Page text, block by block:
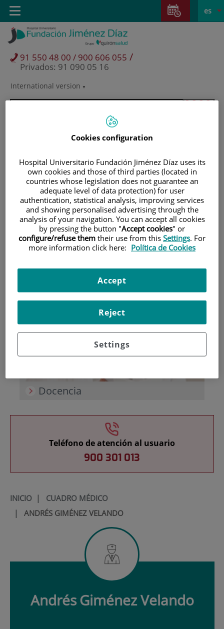
Saltar al contenido
Saltar
contenido
Selector
activo
es
International version
91 550 48 00 / 900 606 055 /
Privados: 91 090 05 16
Toggle
navigation
Pacientes y visitantes
Investigación
Docencia
Teléfono de atención al usuario
900 301 013
INICIO| CUADRO MÉDICO
| ANDRÉS GIMÉNEZ VELANDO
AndrésGiménez Velando
Cookies configuration
Hospital Universitario Fundación Jiménez Díaz uses its
own cookies and those of third parties (located in
countries whose legislation does not guarantee an
adequate level of data protection) for user
authentication, statistical analysis, improving services
and showing personalised advertising through the
analysis of your navigation. You can accept all cookies
by pressing the button "Accept cookies" or
configure/refuse them their use from this Settings. For
more information click here: Política de Cookies
Settings
Reject
Accept